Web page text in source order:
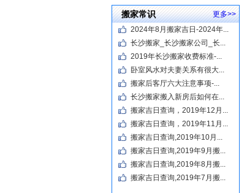
搬家常识
更多>>
2024年8月搬家吉日-2024年...
长沙搬家_长沙搬家公司_长...
2019年长沙搬家收费标准-...
卧室风水对夫妻关系有很大...
搬家后客厅六大注意事项-...
长沙搬家搬入新房后如何在...
搬家吉日查询，2019年12月...
搬家吉日查询，2019年11月...
搬家吉日查询,2019年10月...
搬家吉日查询,2019年9月搬...
搬家吉日查询,2019年8月搬...
搬家吉日查询,2019年7月搬...